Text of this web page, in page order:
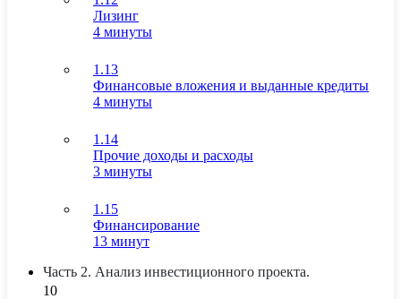
Лизинг
4 минуты
1.13
Финансовые вложения и выданные кредиты
4 минуты
1.14
Прочие доходы и расходы
3 минуты
1.15
Финансирование
13 минут
Часть 2. Анализ инвестиционного проекта.
10